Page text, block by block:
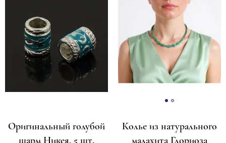
Оригинальный голубой
Колье из натурального